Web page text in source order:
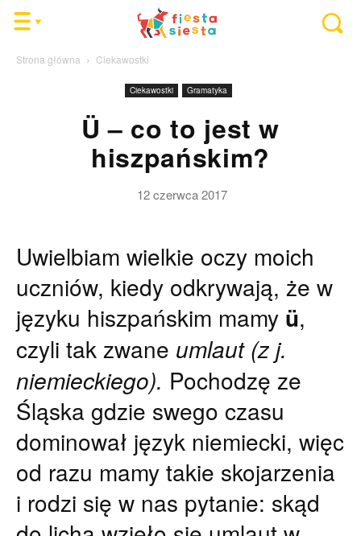
Strona główna Ciekawostki
Ciekawostki Gramatyka
Ü – co to jest w
hiszpańskim?
12 czerwca 2017
Uwielbiam wielkie oczy moich
uczniów, kiedy odkrywają, że w
języku hiszpańskim mamy ü,
czyli tak zwane umlaut (z j.
niemieckiego). Pochodzę ze
Śląska gdzie swego czasu
dominował język niemiecki, więc
od razu mamy takie skojarzenia
i rodzi się w nas pytanie: skąd